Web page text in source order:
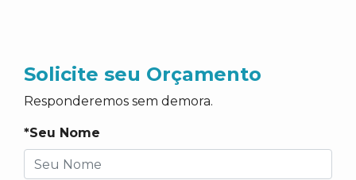
Solicite seu Orçamento
Responderemos sem demora.
*Seu Nome